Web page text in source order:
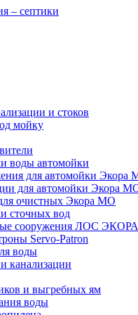
– септики
и стоков
мойку
воды автомойки
для автомойки Экора
для автомойки Экора
очистных Экора МО
сточных вод
сооружения ЛОС ЭКОРА
Servo-Patron
воды
канализации
и выгребных ям
воды